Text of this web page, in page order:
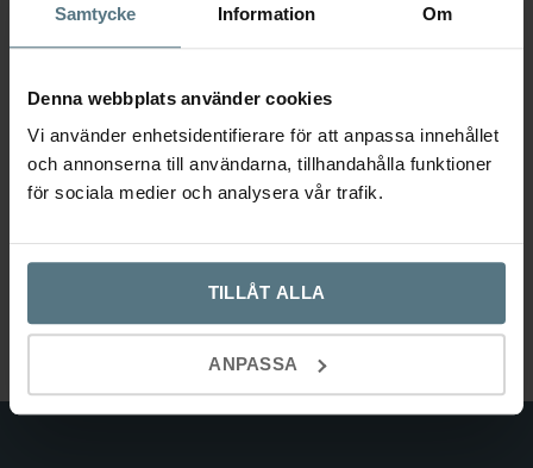
Samtycke Information Om
Denna webbplats använder cookies
Vi använder enhetsidentifierare för att anpassa innehållet
och annonserna till användarna, tillhandahålla funktioner
för sociala medier och analysera vår trafik.
TILLÅT ALLA
ANPASSA
Utförande
Serie
Varumärke
Artikelnr: 9424260